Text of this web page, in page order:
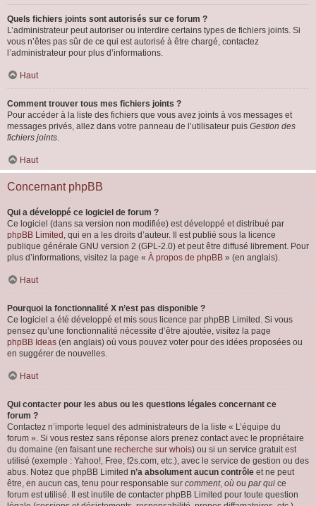
Quels fichiers joints sont autorisés sur ce forum ?
L’administrateur peut autoriser ou interdire certains types de fichiers joints. Si
vous n’êtes pas sûr de ce qui est autorisé à être chargé, contactez
l’administrateur pour plus d’informations.
Haut
Comment trouver tous mes fichiers joints ?
Pour accéder à la liste des fichiers que vous avez joints à vos messages et
messages privés, allez dans votre panneau de l’utilisateur puis Gestion des
fichiers joints.
Haut
Concernant phpBB
Qui a développé ce logiciel de forum ?
Ce logiciel (dans sa version non modifiée) est développé et distribué par
phpBB Limited , qui en a les droits d’auteur. Il est publié sous la licence
publique générale GNU version 2 (GPL-2.0) et peut être diffusé librement. Pour
plus d’informations, visitez la page « À propos de phpBB » (en anglais).
Haut
Pourquoi la fonctionnalité X n’est pas disponible ?
Ce logiciel a été développé et mis sous licence par phpBB Limited. Si vous
pensez qu’une fonctionnalité nécessite d’être ajoutée, visitez la page
phpBB Ideas (en anglais) où vous pouvez voter pour des idées proposées ou
en suggérer de nouvelles.
Haut
Qui contacter pour les abus ou les questions légales concernant ce
forum ?
Contactez n’importe lequel des administrateurs de la liste « L’équipe du
forum ». Si vous restez sans réponse alors prenez contact avec le propriétaire
du domaine (en faisant une recherche sur whois) ou si un service gratuit est
utilisé (exemple : Yahoo!, Free, f2s.com, etc.), avec le service de gestion ou des
abus. Notez que phpBB Limited n’a absolument aucun contrôle et ne peut
être, en aucun cas, tenu pour responsable sur comment, où ou par qui ce
forum est utilisé. Il est inutile de contacter phpBB Limited pour toute question